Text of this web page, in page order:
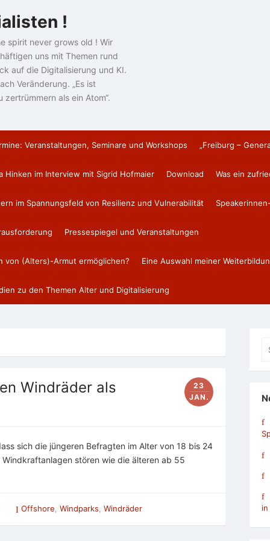
!
spirit never grows old ! Wir
uns mit Themen rund
auf die Digitalisierung und KI.
Veränderung. „Es ist
als ein Atom“.
Veranstaltungen, Seminare und Workshops „Freiburg –
Hinken im Interview mit Sigrid Hofmaier Download Was ein
im Spannungsfeld von Resilienz und Vulnerabilität
Pressespiegel und Veranstaltungen
von (Alters)-Armut ermöglichen? Eine Auswahl meiner
zu den Themen Alter und Digitalisierung
Windräder als
23
JAN.
sich die jüngeren Befragten im Alter von 18 bis 24
stören wie die älteren ab 55
Offshore Windparks Windräder